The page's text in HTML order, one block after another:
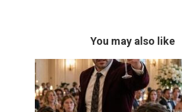
You may also like